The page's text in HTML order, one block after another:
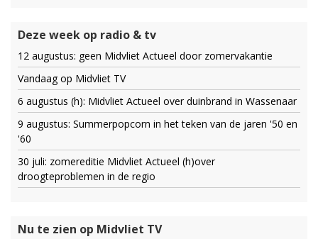
Deze week op radio & tv
12 augustus: geen Midvliet Actueel door zomervakantie
Vandaag op Midvliet TV
6 augustus (h): Midvliet Actueel over duinbrand in Wassenaar
9 augustus: Summerpopcorn in het teken van de jaren '50 en
'60
30 juli: zomereditie Midvliet Actueel (h)over
droogteproblemen in de regio
Nu te zien op Midvliet TV